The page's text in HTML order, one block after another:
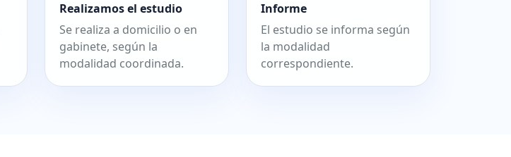
Realizamos el estudio
Se realiza a domicilio o en
gabinete, según la
modalidad coordinada.
Informe
El estudio se informa según
la modalidad
correspondiente.